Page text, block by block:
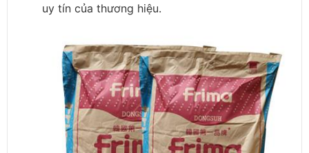
uy tín của thương hiệu.